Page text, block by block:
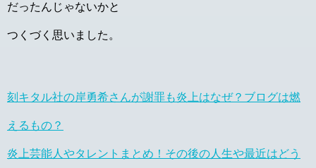
だったんじゃないかと
つくづく思いました。
刻キタル社の岸勇希さんが謝罪も炎上はなぜ？ブログは燃
えるもの？
炎上芸能人やタレントまとめ！その後の人生や最近はどう